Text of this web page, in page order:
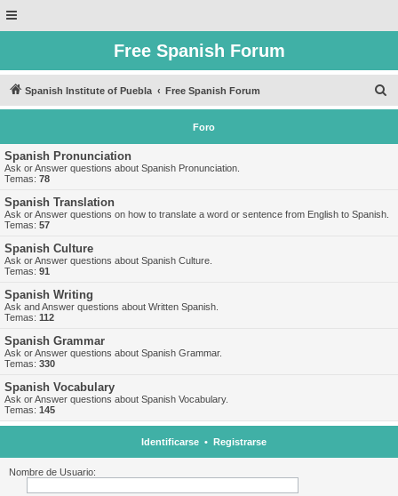
Free Spanish Forum
Spanish Institute of Puebla Free Spanish Forum
u
Foro
Spanish Pronunciation
Ask or Answer questions about Spanish Pronunciation.
Temas: 78
Spanish Translation
Ask or Answer questions on how to translate a word or sentence from English to Spanish.
Temas: 57
Spanish Culture
Ask or Answer questions about Spanish Culture.
Temas: 91
Spanish Writing
Ask and Answer questions about Written Spanish.
Temas: 112
Spanish Grammar
Ask or Answer questions about Spanish Grammar.
Temas: 330
Spanish Vocabulary
Ask or Answer questions about Spanish Vocabulary.
Temas: 145
Identificarse• Registrarse
Nombre de Usuario: